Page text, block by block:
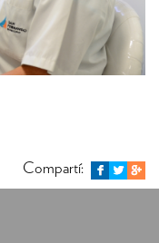
Compartí: